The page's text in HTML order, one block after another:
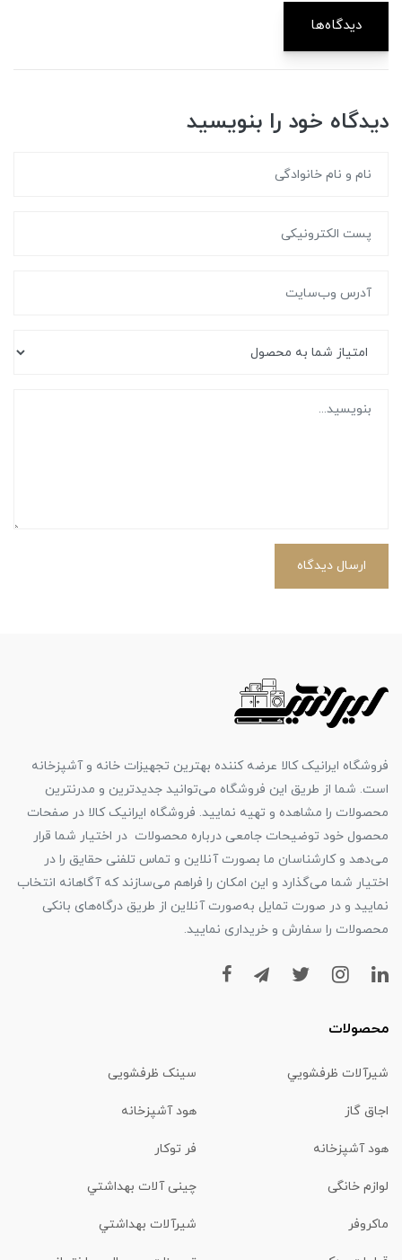
دیدگاه‌ها
دیدگاه خود را بنویسید
ارسال دیدگاه
فروشگاه ایرانیک کالا عرضه کننده بهترین تجهیزات خانه و آشپزخانه
است. شما از طریق این فروشگاه می‌توانید جدیدترین و مدرنترین
محصولات را مشاهده و تهیه نمایید. فروشگاه ایرانیک کالا در صفحات
محصول خود توضیحات جامعی درباره محصولات در اختیار شما قرار
می‌دهد و کارشناسان ما بصورت آنلاین و تماس تلفنی حقایق را در
اختیار شما می‌گذارد و این امکان را فراهم می‌سازند که آگاهانه انتخاب
نمایید و در صورت تمایل به‌صورت آنلاین از طریق درگاه‌های بانکی
محصولات را سفارش و خریداری نمایید.
محصولات
شیرآلات ظرفشويي سینک ظرفشویی
اجاق گاز هود آشپزخانه
هود آشپزخانه فر توکار
لوازم خانگی چینی آلات بهداشتي
ماكروفر شیرآلات بهداشتي